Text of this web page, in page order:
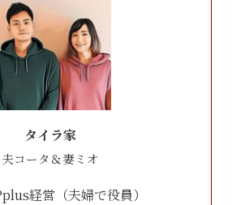
タイラ家
夫コータ＆妻ミオ
経営（夫婦で役員）